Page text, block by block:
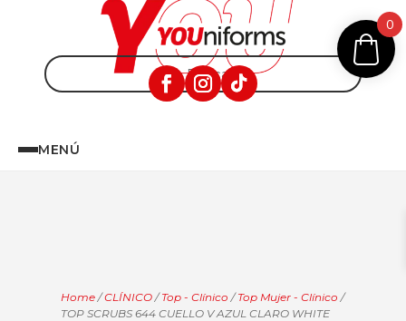
MENÚ
Home /CLÍNICO /Top - Clínico /Top Mujer - Clínico /
TOP SCRUBS 644 CUELLO V AZUL CLARO WHITE
0